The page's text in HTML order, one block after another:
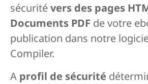
sécuritévers des pages
Documents PDF de votre
publication dans notre
Compiler.
A profil de sécurité